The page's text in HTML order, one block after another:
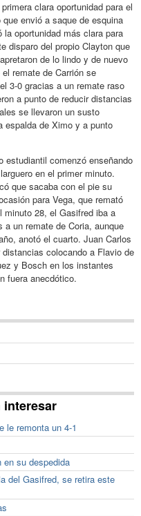
clara oportunidad para el
envió a saque de esquina
oportunidad más clara para
disparo del propio Clayton que
de lo lindo y de nuevo
remate de Carrión se
3-0 gracias a un remate raso
a punto de reducir distancias
se llevaron un susto
espalda de Ximo y a punto
estudiantil comenzó enseñando
en el primer minuto.
que sacaba con el pie su
para Vega, que remató
minuto 28, el Gasifred iba a
un remate de Coria, aunque
anotó el cuarto. Juan Carlos
colocando a Flavio de
y Bosch en los instantes
fuera anecdótico.
interesar
le remonta un 4-1
en su despedida
del Gasifred, se retira este